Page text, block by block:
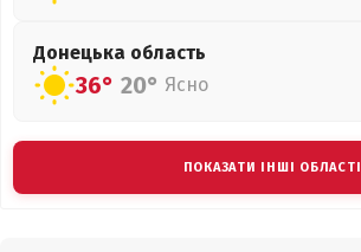
Донецька область
36° 20° Ясно
ПОКАЗАТИ ІНШІ ОБЛАСТІ